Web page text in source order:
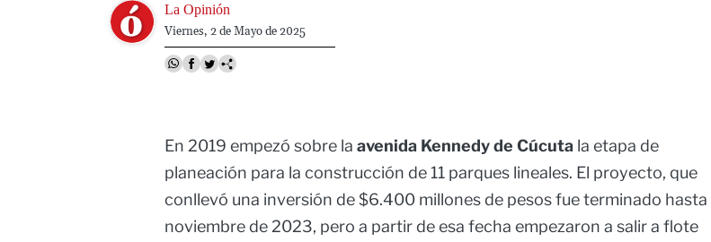
Image La Opinión
Viernes, 2 de Mayo de 2025
En 2019 empezó sobre la avenida Kennedy de Cúcuta la etapa de
planeación para la construcción de 11 parques lineales. El proyecto, que
conllevó una inversión de $6.400 millones de pesos fue terminado hasta
noviembre de 2023, pero a partir de esa fecha empezaron a salir a flote